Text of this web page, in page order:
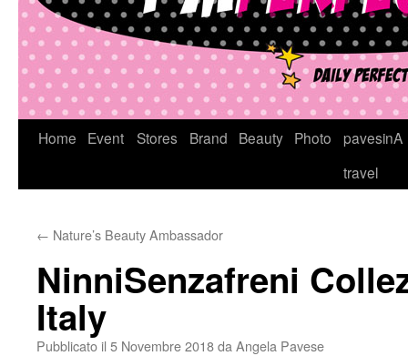
VaiHome Event Stores Brand Beauty Photo
pavesinA
travel
← Nature’s Beauty Ambassador
NinniSenzafreni
Italy
Pubblicato il 5 Novembre 2018da Angela Pavese